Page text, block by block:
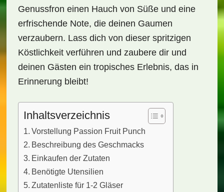
Genussfron einen Hauch von Süße und eine
erfrischende Note, die deinen Gaumen
verzaubern. Lass dich von dieser spritzigen
Köstlichkeit verführen und zaubere dir und
deinen Gästen ein tropisches Erlebnis, das in
Erinnerung bleibt!
Inhaltsverzeichnis
Vorstellung Passion Fruit Punch
Beschreibung des Geschmacks
Einkaufen der Zutaten
Benötigte Utensilien
Zutatenliste für 1-2 Gläser